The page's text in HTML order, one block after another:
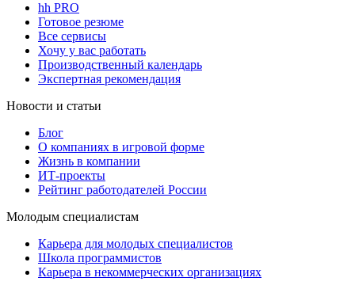
hh PRO
Готовое резюме
Все сервисы
Хочу у вас работать
Производственный календарь
Экспертная рекомендация
Новости и статьи
Блог
О компаниях в игровой форме
Жизнь в компании
ИТ-проекты
Рейтинг работодателей России
Молодым специалистам
Карьера для молодых специалистов
Школа программистов
Карьера в некоммерческих организациях